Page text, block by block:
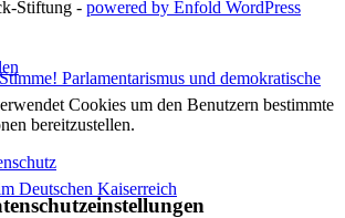
Parlamentarismus und demokratische
Deutschen Kaiserreich
Stiftung - powered by Enfold WordPress
Cookies um den Benutzern bestimmte
bereitzustellen.